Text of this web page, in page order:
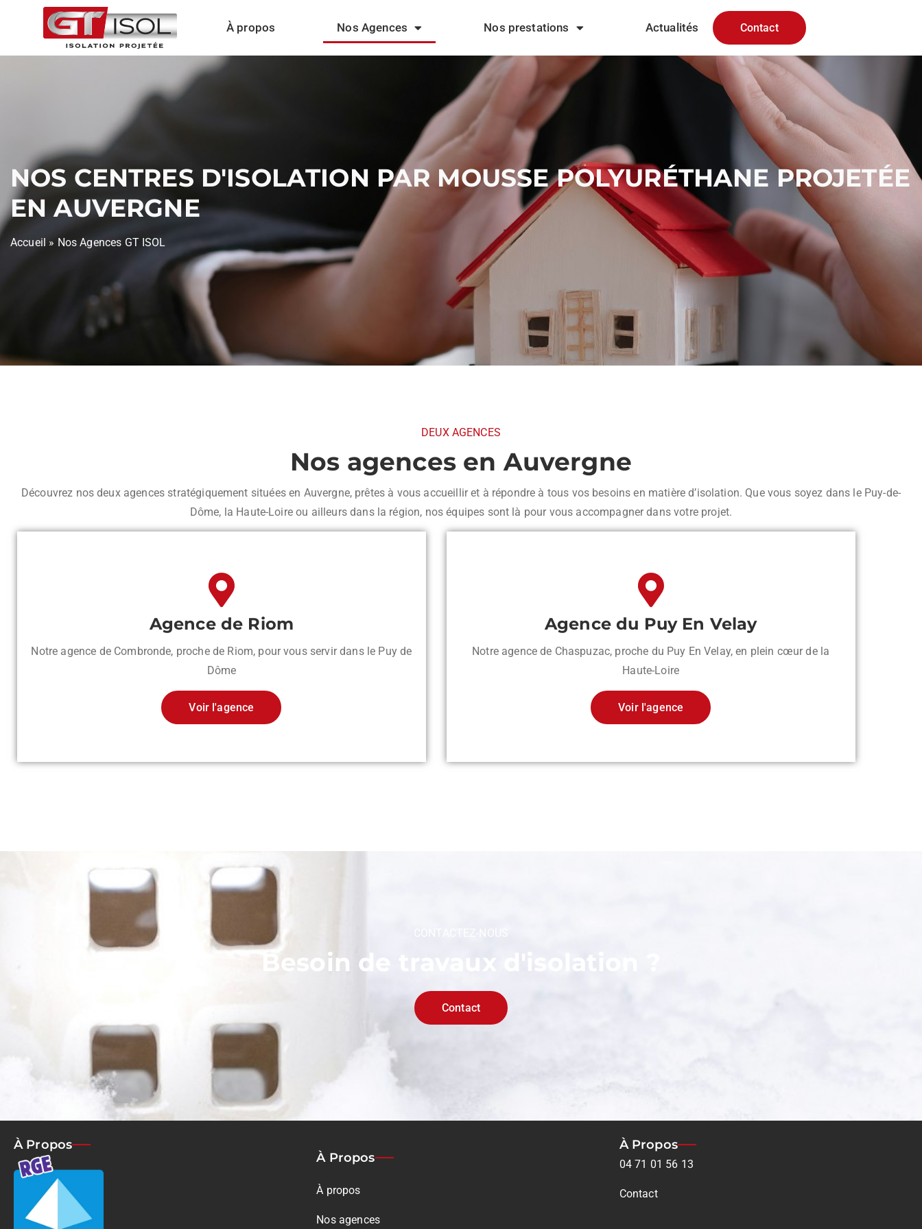
À propos Nos Agences Nos prestations Actualités Contact
NOS CENTRES D'ISOLATION PAR MOUSSE POLYURÉTHANE PROJETÉE
EN AUVERGNE
Accueil » Nos Agences GT ISOL
DEUX AGENCES
Nos agences en Auvergne
Découvrez nos deux agences stratégiquement situées en Auvergne, prêtes à vous accueillir et à répondre à tous vos besoins en matière d’isolation. Que vous soyez dans le Puy-de-
Dôme, la Haute-Loire ou ailleurs dans la région, nos équipes sont là pour vous accompagner dans votre projet.
Agence de Riom
Notre agence de Combronde, proche de Riom, pour vous servir dans le Puy de
Dôme
Voir l'agence
Agence du Puy En Velay
Notre agence de Chaspuzac, proche du Puy En Velay, en plein cœur de la
Haute-Loire
Voir l'agence
CONTACTEZ-NOUS
Besoin de travaux d'isolation ?
Contact
À Propos
À Propos
À propos
Nos agences
À Propos
04 71 01 56 13
Contact